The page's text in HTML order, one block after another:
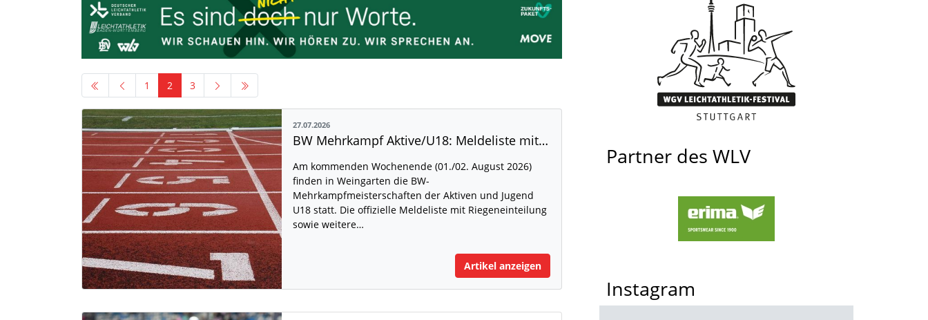
1 2 3
27.07.2026
BW Mehrkampf Aktive/U18: Meldeliste mit Riegeneinteilung und Rahmenzeitplan veröffentlicht
Am kommenden Wochenende (01./02. August 2026)
finden in Weingarten die BW-
Mehrkampfmeisterschaften der Aktiven und Jugend
U18 statt. Die offizielle Meldeliste mit Riegeneinteilung
sowie weitere…
Artikel anzeigen
Partner des WLV
Instagram